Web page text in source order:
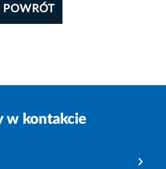
POWRÓT
w kontakcie